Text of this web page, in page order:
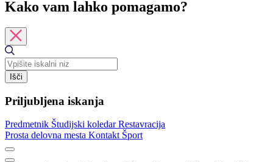
Kako vam lahko pomagamo?
Išči
Priljubljena iskanja
Predmetnik Študijski koledarRestavracija
Prosta delovna mesta Kontakt Šport